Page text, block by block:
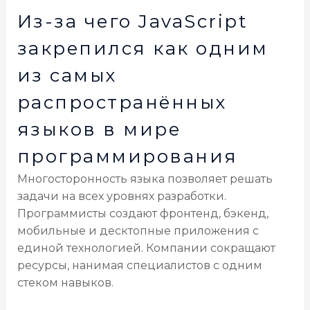
Из-за чего JavaScript
закрепился как одним
из самых
распространённых
языков в мире
программирования
Многосторонность языка позволяет решать
задачи на всех уровнях разработки.
Программисты создают фронтенд, бэкенд,
мобильные и десктопные приложения с
единой технологией. Компании сокращают
ресурсы, нанимая специалистов с одним
стеком навыков.